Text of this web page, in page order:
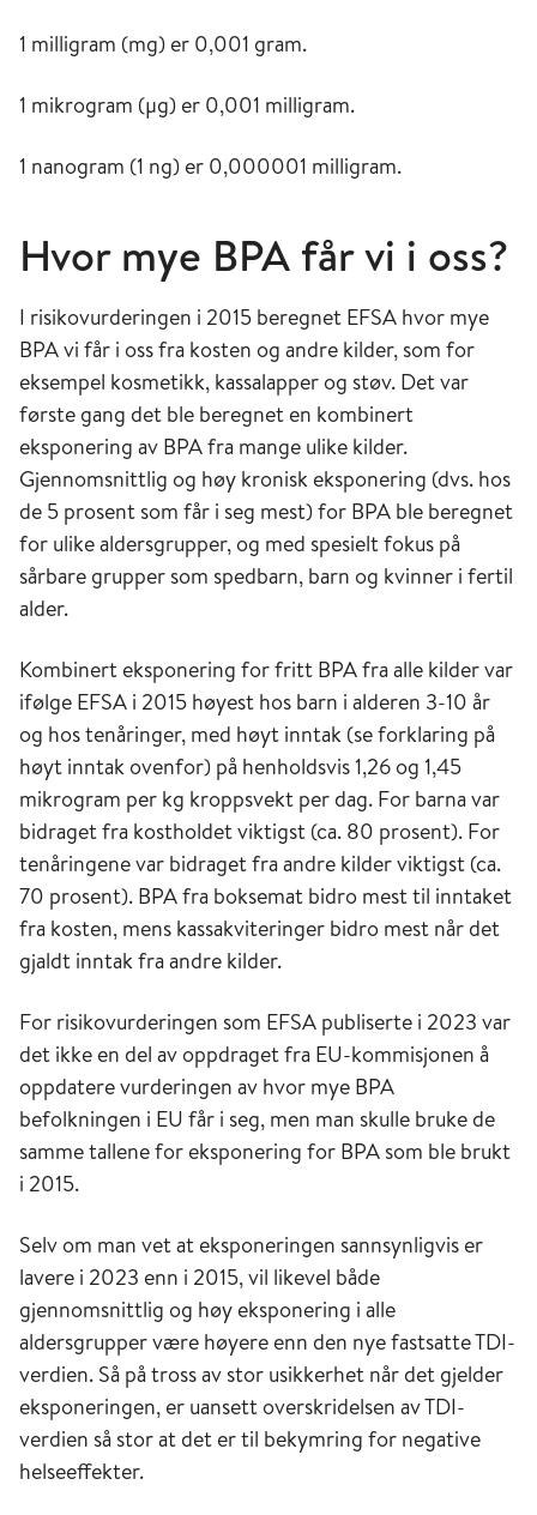
1 milligram (mg) er 0,001 gram.
1 mikrogram (µg) er 0,001 milligram.
1 nanogram (1 ng) er 0,000001 milligram.
Hvor mye BPA får vi i oss?
I risikovurderingen i 2015 beregnet EFSA hvor mye
BPA vi får i oss fra kosten og andre kilder, som for
eksempel kosmetikk, kassalapper og støv. Det var
første gang det ble beregnet en kombinert
eksponering av BPA fra mange ulike kilder.
Gjennomsnittlig og høy kronisk eksponering (dvs. hos
de 5 prosent som får i seg mest) for BPA ble beregnet
for ulike aldersgrupper, og med spesielt fokus på
sårbare grupper som spedbarn, barn og kvinner i fertil
alder.
Kombinert eksponering for fritt BPA fra alle kilder var
ifølge EFSA i 2015 høyest hos barn i alderen 3-10 år
og hos tenåringer, med høyt inntak (se forklaring på
høyt inntak ovenfor) på henholdsvis 1,26 og 1,45
mikrogram per kg kroppsvekt per dag. For barna var
bidraget fra kostholdet viktigst (ca. 80 prosent). For
tenåringene var bidraget fra andre kilder viktigst (ca.
70 prosent). BPA fra boksemat bidro mest til inntaket
fra kosten, mens kassakviteringer bidro mest når det
gjaldt inntak fra andre kilder.
For risikovurderingen som EFSA publiserte i 2023 var
det ikke en del av oppdraget fra EU-kommisjonen å
oppdatere vurderingen av hvor mye BPA
befolkningen i EU får i seg, men man skulle bruke de
samme tallene for eksponering for BPA som ble brukt
i 2015.
Selv om man vet at eksponeringen sannsynligvis er
lavere i 2023 enn i 2015, vil likevel både
gjennomsnittlig og høy eksponering i alle
aldersgrupper være høyere enn den nye fastsatte TDI-
verdien. Så på tross av stor usikkerhet når det gjelder
eksponeringen, er uansett overskridelsen av TDI-
verdien så stor at det er til bekymring for negative
helseeffekter.